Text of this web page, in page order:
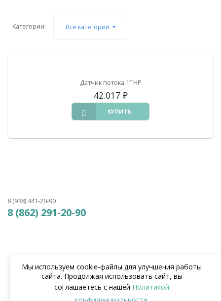
Категории: Все категории
Датчик потока 1″ НР
42.017 ₽
КУПИТЬ
8 (938) 441-20-90
8 (862) 291-20-90
Мы используем cookie‑файлы для улучшения работы
сайта. Продолжая использовать сайт, вы
соглашаетесь с нашей Политикой